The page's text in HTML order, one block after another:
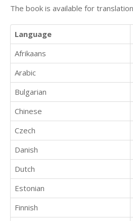
The book is available for
Language
Afrikaans
Arabic
Bulgarian
Chinese
Czech
Danish
Dutch
Estonian
Finnish